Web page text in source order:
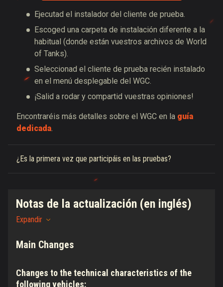
Ejecutad el instalador del cliente de prueba.
Escoged una carpeta de instalación diferente a la
habitual (donde están vuestros archivos de World
of Tanks).
Seleccionad el cliente de prueba recién instalado
en el menú desplegable del WGC.
¡Salid a rodar y compartid vuestras opiniones!
Encontraréis más detalles sobre el WGC en la guía
dedicada.
¿Es la primera vez que participáis en las pruebas?
Notas de la actualización (en inglés)
Expandir
Main Changes
Changes to the technical characteristics of the
following vehicles: